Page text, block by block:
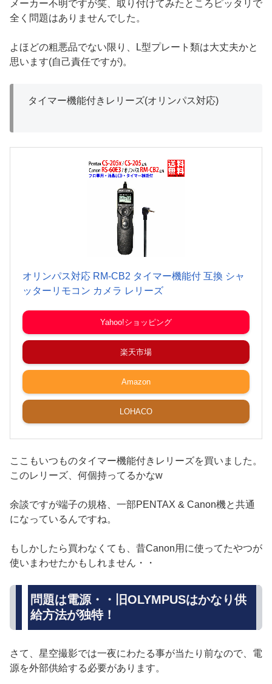
メーカー不明ですが笑、取り付けてみたところピッタリで
全く問題はありませんでした。
よほどの粗悪品でない限り、L型プレート類は大丈夫かと
思います(自己責任ですが)。
タイマー機能付きレリーズ(オリンパス対応)
オリンパス対応 RM-CB2 タイマー機能付 互換 シャ
ッターリモコン カメラ レリーズ
Yahoo!ショッピング
楽天市場
Amazon
LOHACO
ここもいつものタイマー機能付きレリーズを買いました。
このレリーズ、何個持ってるかなw
余談ですが端子の規格、一部PENTAX & Canon機と共通
になっているんですね。
もしかしたら買わなくても、昔Canon用に使ってたやつが
使いまわせたかもしれません・・
問題は電源・・旧OLYMPUSはかなり供
給方法が独特！
さて、星空撮影では一夜にわたる事が当たり前なので、電
源を外部供給する必要があります。